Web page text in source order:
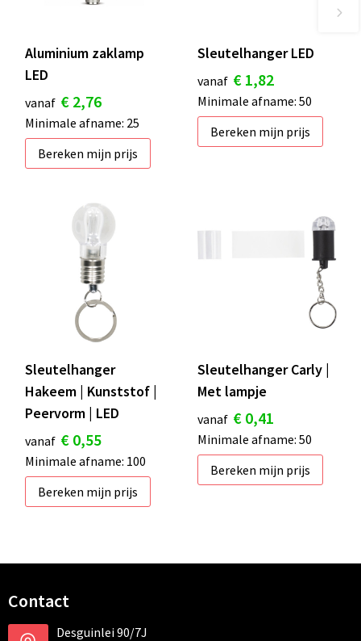
Aluminium zaklamp
LED
vanaf € 2,76
Minimale afname: 25
Bereken mijn prijs
Sleutelhanger LED
vanaf € 1,82
Minimale afname: 50
Bereken mijn prijs
Sleutelhanger
Hakeem | Kunststof |
Peervorm | LED
vanaf € 0,55
Minimale afname: 100
Bereken mijn prijs
Sleutelhanger Carly |
Met lampje
vanaf € 0,41
Minimale afname: 50
Bereken mijn prijs
Contact
Desguinlei 90/7J